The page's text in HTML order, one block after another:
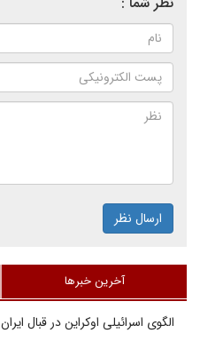
ارسال نظر
آخرین خبرها
الگوی اسرائیلی اوکراین در قبال ایران